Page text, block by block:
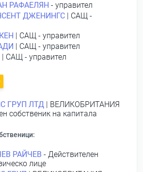
РАФАЕЛЯН - управител
ДЖЕНИНГС | САЩ -
| САЩ - управител
| САЩ - управител
| САЩ - управител
ГРУП ЛТД | ВЕЛИКОБРИТАНИЯ
собственик на капитала
РАЙЧЕВ - Действителен
лице